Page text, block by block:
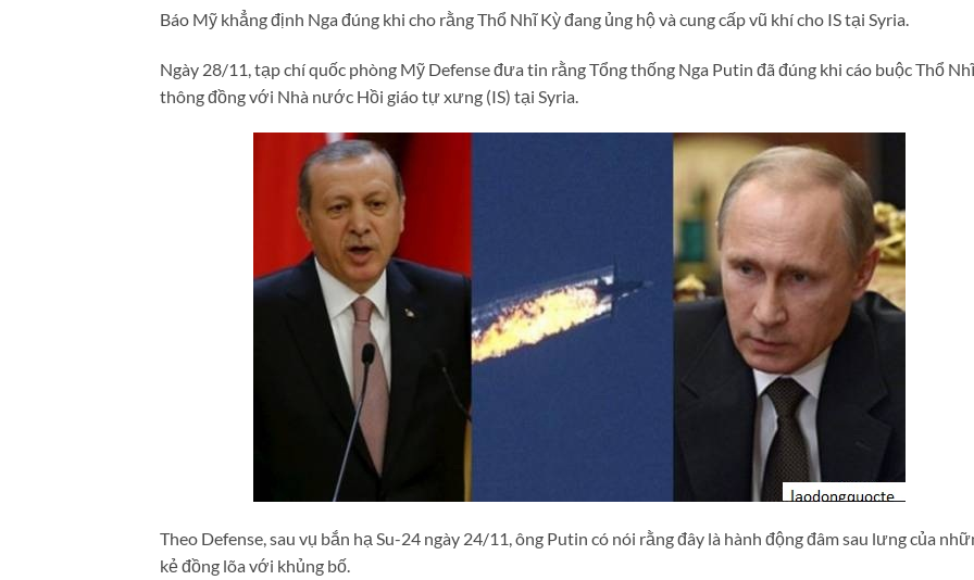
Báo Mỹ khẳng định Nga đúng khi cho rằng Thổ Nhĩ Kỳ đang ủng hộ và cung cấp vũ khí cho IS tại Syria.
Ngày 28/11, tạp chí quốc phòng Mỹ Defense đưa tin rằng Tổng thống Nga Putin đã đúng khi cáo buộc Thổ
thông đồng với Nhà nước Hồi giáo tự xưng (IS) tại Syria.
Theo Defense, sau vụ bắn hạ Su-24 ngày 24/11, ông Putin có nói rằng đây là hành động đâm sau lưng của
kẻ đồng lõa với khủng bố.